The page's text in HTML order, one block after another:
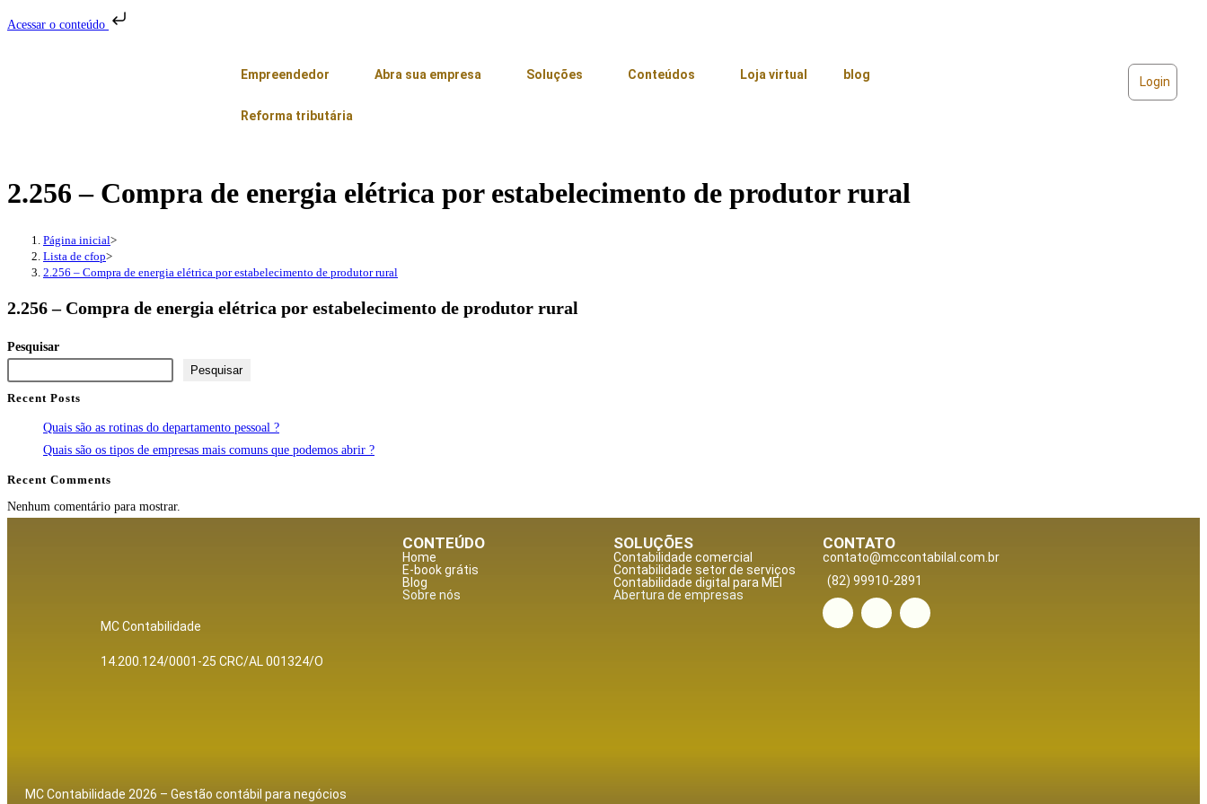
Acessar o conteúdo
Empreendedor Abra sua empresa Soluções Conteúdos Loja virtual blog
Reforma tributária
Login
2.256 – Compra de energia elétrica por estabelecimento de produtor rural
Página inicial>
Lista de cfop>
2.256 – Compra de energia elétrica por estabelecimento de produtor rural
2.256 – Compra de energia elétrica por estabelecimento de produtor rural
Pesquisar
Pesquisar
Recent Posts
Quais são as rotinas do departamento pessoal ?
Quais são os tipos de empresas mais comuns que podemos abrir ?
Recent Comments
Nenhum comentário para mostrar.
MC Contabilidade
14.200.124/0001-25 CRC/AL 001324/O
CONTEÚDO
Home
E-book grátis
Blog
Sobre nós
SOLUÇÕES
Contabilidade comercial
Contabilidade setor deserviços
Contabilidade digital para MEI
Abertura de empresas
CONTATO
contato@mccontabilal.com.br
(82) 99910-2891
MC Contabilidade 2026 – Gestão contábil para negócios